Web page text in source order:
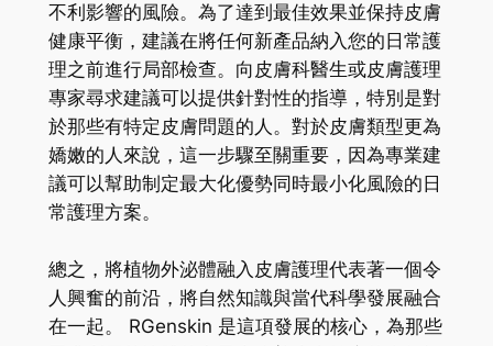
不利影響的風險。為了達到最佳效果並保持皮膚
健康平衡，建議在將任何新產品納入您的日常護
理之前進行局部檢查。向皮膚科醫生或皮膚護理
專家尋求建議可以提供針對性的指導，特別是對
於那些有特定皮膚問題的人。對於皮膚類型更為
嬌嫩的人來說，這一步驟至關重要，因為專業建
議可以幫助制定最大化優勢同時最小化風險的日
常護理方案。
總之，將植物外泌體融入皮膚護理代表著一個令
人興奮的前沿，將自然知識與當代科學發展融合
在一起。 RGenskin 是這項發展的核心，為那些